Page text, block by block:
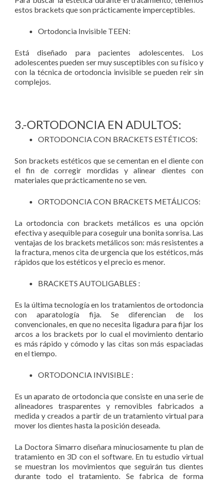
estos brackets que son prácticamente imperceptibles.
Ortodoncia Invisible TEEN:
Está diseñado para pacientes adolescentes. Los
adolescentes pueden ser muy susceptibles con su físico y
con la técnica de ortodoncia invisible se pueden reir sin
complejos.
3.-ORTODONCIA EN ADULTOS:
ORTODONCIA CON BRACKETS ESTÉTICOS:
Son brackets estéticos que se cementan en el diente con
el fin de corregir mordidas y alinear dientes con
materiales que prácticamente no se ven.
ORTODONCIA CON BRACKETS METÁLICOS:
La ortodoncia con brackets metálicos es una opción
efectiva y asequible para coseguir una bonita sonrisa. Las
ventajas de los brackets metálicos son: más resistentes a
la fractura, menos cita de urgencia que los estéticos, más
rápidos que los estéticos y el precio es menor.
BRACKETS AUTOLIGABLES :
Es la última tecnología en los tratamientos de ortodoncia
con aparatología fija. Se diferencian de los
convencionales, en que no necesita ligadura para fijar los
arcos a los brackets por lo cual el movimiento dentario
es más rápido y cómodo y las citas son más espaciadas
en el tiempo.
ORTODONCIA INVISIBLE :
Es un aparato de ortodoncia que consiste en una serie de
alineadores trasparentes y removibles fabricados a
medida y creados a partir de un tratamiento virtual para
mover los dientes hasta la posición deseada.
La Doctora Simarro diseñara minuciosamente tu plan de
tratamiento en 3D con el software. En tu estudio virtual
se muestran los movimientos que seguirán tus dientes
durante todo el tratamiento. Se fabrica de forma